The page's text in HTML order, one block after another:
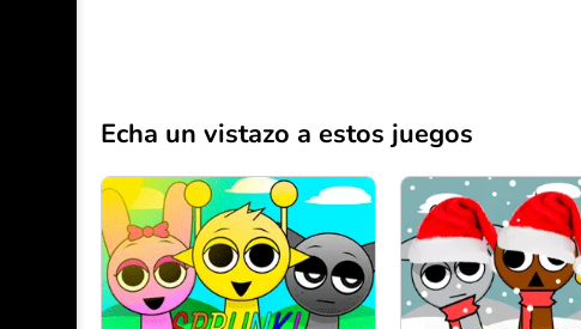
Echa un vistazo a estos juegos